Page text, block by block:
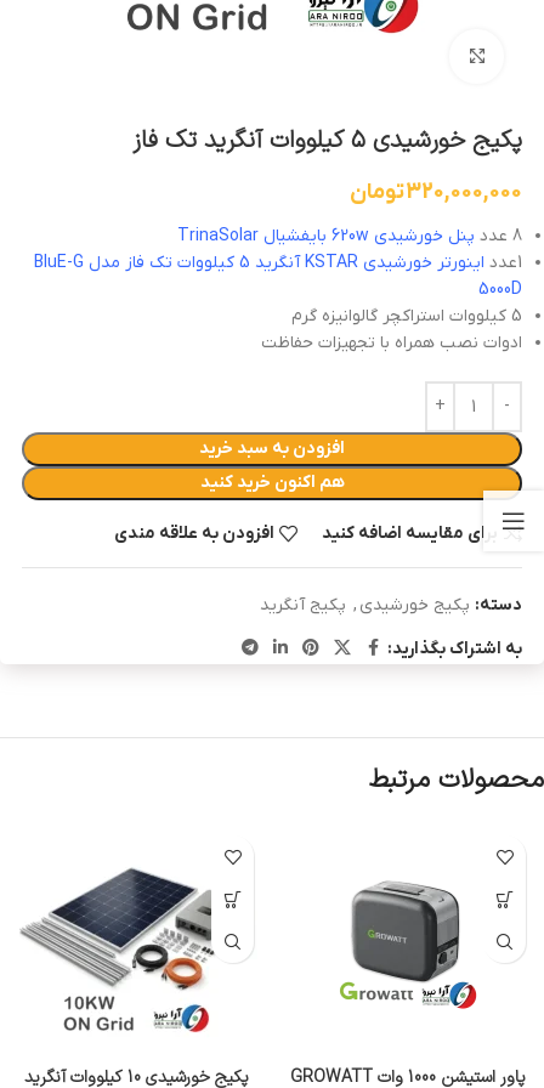
پکیج خورشیدی ۵ کیلووات آنگرید تک فاز
320,000,000تومان
8 عدد
پنل خورشیدی 620w بایفشیال TrinaSolar
1عدد
اینورتر خورشیدی KSTAR آنگرید 5 کیلووات تک فاز مدل BluE-G
5000D
5 کیلووات استراکچر گالوانیزه گرم
ادوات نصب همراه با تجهیزات حفاظت
افزودن به سبد خرید
هم اکنون خرید کنید
برای مقایسه اضافه کنید افزودن به علاقه مندی
دسته: پکیج خورشیدی , پکیج آنگرید
به اشتراک بگذارید:
محصولات مرتبط
پاور استیشن 1000 وات GROWATT
پکیج خورشیدی 10 کیلووات آنگرید